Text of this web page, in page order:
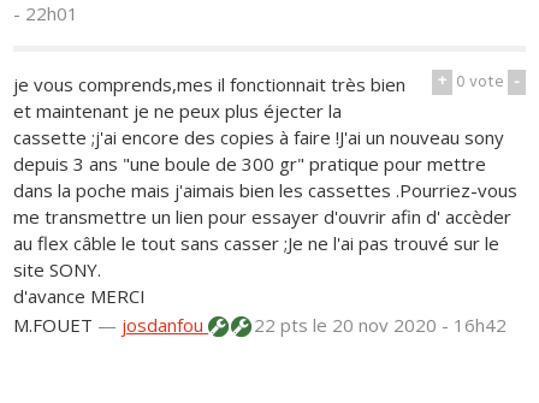
- 22h01
+ 0vote -
je vous comprends,mes il fonctionnait très bien
et maintenant je ne peux plus éjecter la
cassette ;j'ai encore des copies à faire !J'ai un nouveau sony
depuis 3 ans "une boule de 300 gr" pratique pour mettre
dans la poche mais j'aimais bien les cassettes .Pourriez-vous
me transmettre un lien pour essayer d'ouvrir afin d' accèder
au flex câble le tout sans casser ;Je ne l'ai pas trouvé sur le
site SONY.
d'avance MERCI
M.FOUET — josdanfou 22 ptsle 20 nov 2020 - 16h42